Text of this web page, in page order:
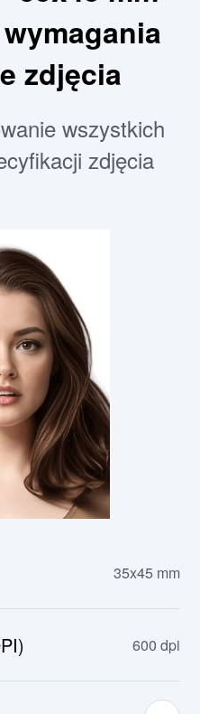
zdjęcia
wszystkich
zdjęcia
35x45 mm
600 dpi